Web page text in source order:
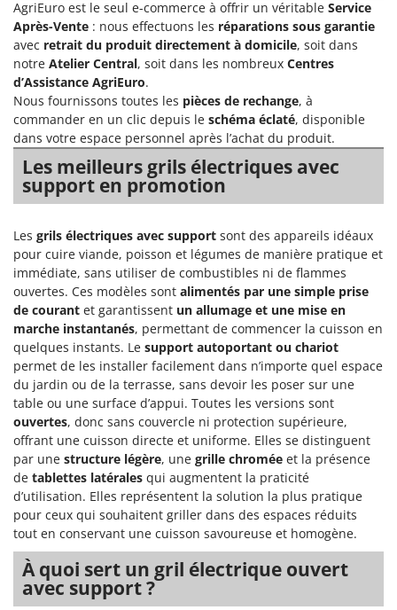
Chaudrons électriques pour polenta
Cisailles à gazon à batterie
Cisailles taille-haies manuelles
Climatiseurs
Compresseurs d'air électriques
Compresseurs pour la récolte des olives et la taille
Coupe-bordures - Trimmers
Coupe-branches
Cultivateurs Tiller à ressorts - Extirpateurs
D
Débroussailleuses
Décompacteurs agricoles
Découpeurs plasma
Déplaqueuses de gazon
Désherbeurs thermiques et mécaniques
Déshumidificateurs
Draineuses
E
Échelles en aluminium
Effaroucheurs d'oiseaux
Effeuilleuses pour olives
Égreneuses à maïs
Barbieri
Batavia
Benassi
Beper
Berkel
Bernardi
Bertolini Pumps
Besser Vacuum
Bestway
Beta tools
Bissell
Black & Decker
BlackStone
Blue Bird
Bomet
Bosch
Brumi
BullMach
C
C.EL.ME.
Calory Forni
Campagnola
Campingaz
AgriEuro est le seul e-commerce à offrir un véritable Service
Après-Vente : nous effectuons les réparations sous garantie
avec retrait du produit directement à domicile, soit dans
notre Atelier Central, soit dans les nombreux Centres
d’Assistance AgriEuro.
Nous fournissons toutes les pièces de rechange, à
commander en un clic depuis le schéma éclaté, disponible
dans votre espace personnel après l’achat du produit.
Les meilleurs grils électriques avec
support en promotion
Les grils électriques avec support sont des appareils idéaux
pour cuire viande, poisson et légumes de manière pratique et
immédiate, sans utiliser de combustibles ni de flammes
ouvertes. Ces modèles sont alimentés par une simple prise
de courant et garantissent un allumage et une mise en
marche instantanés, permettant de commencer la cuisson en
quelques instants. Le support autoportant ou chariot
permet de les installer facilement dans n’importe quel espace
du jardin ou de la terrasse, sans devoir les poser sur une
table ou une surface d’appui. Toutes les versions sont
ouvertes, donc sans couvercle ni protection supérieure,
offrant une cuisson directe et uniforme. Elles se distinguent
par une structure légère, une grille chromée et la présence
de tablettes latérales qui augmentent la praticité
d’utilisation. Elles représentent la solution la plus pratique
pour ceux qui souhaitent griller dans des espaces réduits
tout en conservant une cuisson savoureuse et homogène.
À quoi sert un gril électrique ouvert
avec support ?